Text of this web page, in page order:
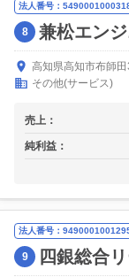
法人番号：
8 兼松エン
高知県高知市布師
その他(サービス)
売上：
純利益：
法人番号：
9 四銀総合